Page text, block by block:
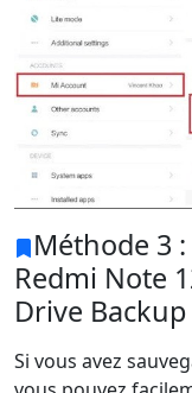
Méthode 3
Redmi Note
Drive Backup
Si vous avez